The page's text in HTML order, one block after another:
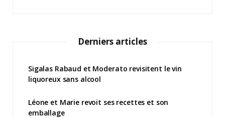
Derniers articles
Sigalas Rabaud et Moderato revisitent le vin
liquoreux sans alcool
Léone et Marie revoit ses recettes et son
emballage